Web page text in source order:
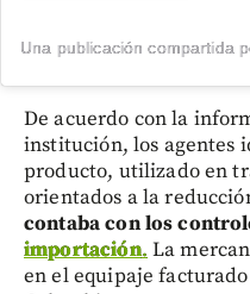
De acuerdo con la
institución, los agentes
producto, utilizado en
orientados a la
contaba con los
importación. La
en el equipaje